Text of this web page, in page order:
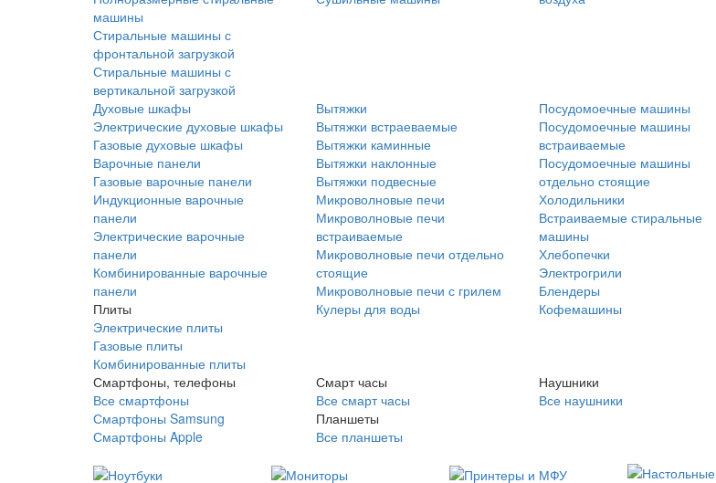
машины
Стиральные машины с
фронтальной загрузкой
Стиральные машины с
вертикальной загрузкой
Духовые шкафы
Электрические духовые шкафы
Газовые духовые шкафы
Варочные панели
Газовые варочные панели
Индукционные варочные
панели
Электрические варочные
панели
Комбинированные варочные
панели
Плиты
Электрические плиты
Газовые плиты
Комбинированные плиты
Вытяжки
Вытяжки встраеваемые
Вытяжки каминные
Вытяжки наклонные
Вытяжки подвесные
Микроволновые печи
Микроволновые печи
встраиваемые
Микроволновые печи отдельно
стоящие
Микроволновые печи с грилем
Кулеры для воды
Посудомоечные машины
Посудомоечные машины
встраиваемые
Посудомоечные машины
отдельно стоящие
Холодильники
Встраиваемые стиральные
машины
Хлебопечки
Электрогрили
Блендеры
Кофемашины
Смартфоны, телефоны
Все смартфоны
Смартфоны Samsung
Смартфоны Apple
Смарт часы
Все смарт часы
Планшеты
Все планшеты
Наушники
Все наушники